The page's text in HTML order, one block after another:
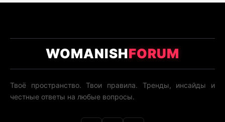
WOMANISHFORUM
Твоё пространство. Твои правила. Тренды, инсайды и
честные ответы на любые вопросы.